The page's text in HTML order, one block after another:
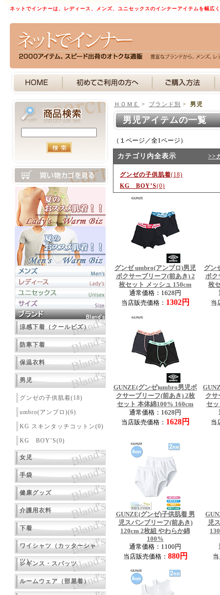
ネットでインナーは、レディース、メンズ、ユニセックスのインナーアイテムを幅広
涼感下着（クールビズ）
防寒下着
保温衣料
男児
グンゼの子供肌着(18)
umbro(アンブロ)(6)
KG スキンタッチコットン(0)
KG BOY’S(0)
女児
手袋
健康グッズ
介護用衣料
下着
ワイシャツ（カッターシャ
ツ）
レギンス・スパッツ
ルームウェア（部屋着）
ＨＯＭＥ > ブランド別 > 男児
男児アイテムの一覧
（１ページ／全1ページ）
カテゴリ内全表示 >>
グンゼの子供肌着(18)
KG BOY’S(0)
グンゼ umbro(アンブロ)男児
ボクサーブリーフ(前あき) 2
枚セット メッシュ 150cm
通常価格：1628円
当店販売価格： 1302円
グン
ボク
枚
当
GUNZE(グンゼ)umbro男児ボ
クサーブリーフ(前あき) 2枚
セット 本体綿100% 160cm
通常価格：1628円
当店販売価格： 1628円
クサ
セ
当
GUNZE(グンゼ)子供肌着 男
児スパンブリーフ(前あき)
120cm 2枚組 やわらか綿
100%
通常価格：1100円
当店販売価格： 880円
児